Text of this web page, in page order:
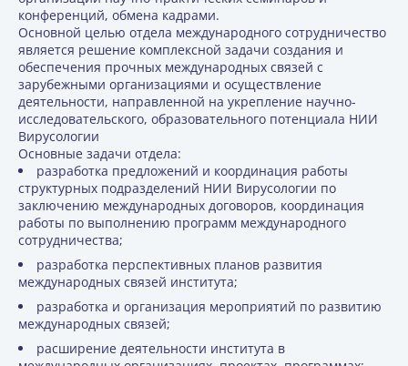
конференций, обмена кадрами.
Основной целью отдела международного сотрудничество
является решение комплексной задачи создания и
обеспечения прочных международных связей с
зарубежными организациями и осуществление
деятельности, направленной на укрепление научно-
исследовательского, образовательного потенциала НИИ
Вирусологии
Основные задачи отдела:
разработка предложений и координация работы
структурных подразделений НИИ Вирусологии по
заключению международных договоров, координация
работы по выполнению программ международного
сотрудничества;
разработка перспективных планов развития
международных связей института;
разработка и организация мероприятий по развитию
международных связей;
расширение деятельности института в